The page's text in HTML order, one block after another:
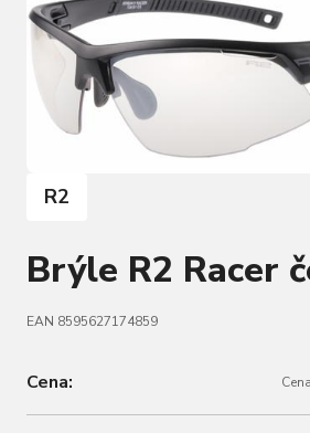
R2
Brýle R2 Racer
EAN 8595627174859
Cena: